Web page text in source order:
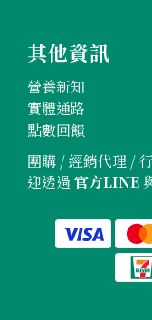
其他資訊
營養新知
實體通路
點數回饋
團購 / 經銷代理 /
迎透過 官方LINE